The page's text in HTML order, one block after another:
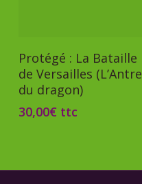
Ajouter Au Panier
Protégé : La Bataille
de Versailles (L’Antre
du dragon)
30,00€ ttc